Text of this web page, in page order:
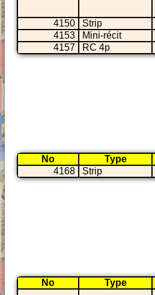
4150 Strip
4153
Mini-récit
4157
RC 4p
No Type
4168
Strip
No Type